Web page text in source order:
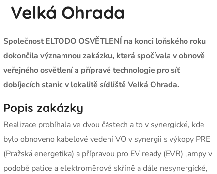
Velká Ohrada
Společnost ELTODO OSVĚTLENÍ na konci loňského roku
dokončila významnou zakázku, která spočívala v obnově
veřejného osvětlení a přípravě technologie pro síť
dobíjecích stanic v lokalitě sídliště Velká Ohrada.
Popis zakázky
Realizace probíhala ve dvou částech a to v synergické, kde
bylo obnoveno kabelové vedení VO v synergii s výkopy PRE
(Pražská energetika) a přípravou pro EV ready (EVR) lampy v
podobě patice a elektroměrové skříně a dále nesynergické,